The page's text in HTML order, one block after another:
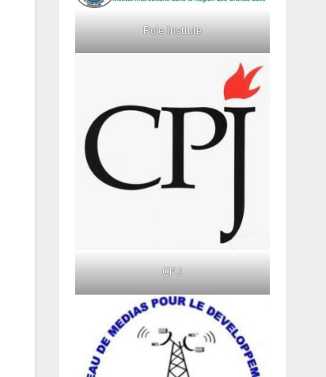
Pole Insttute
CPJ